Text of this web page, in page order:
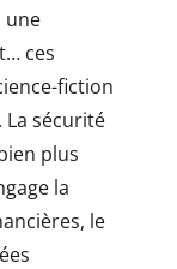
une
ces
fiction
La sécurité
plus
la
le